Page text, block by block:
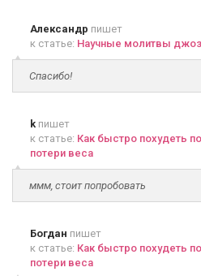
Александр пишет
к статье: Научные молитвы
Спасибо!
k пишет
к статье: Как быстро похудеть
потери веса
ммм, стоит попробовать
Богдан пишет
к статье: Как быстро похудеть
потери веса